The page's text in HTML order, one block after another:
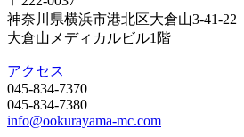
神奈川県横浜市港北区大倉山3-41-22
大倉山メディカルビル1階
アクセス
045-834-7370
045-834-7380
info@ookurayama-mc.com